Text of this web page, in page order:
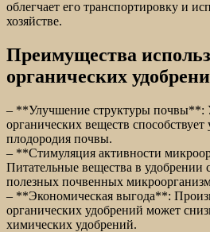
облегчает его транспортировку и
хозяйстве.
Преимущества
органических
– **Улучшение структуры почвы**:
органических веществ
плодородия почвы.
– **Стимуляция активности
Питательные вещества в удобрении
полезных почвенных
– **Экономическая выгода**:
органических удобрений может
химических удобрений.